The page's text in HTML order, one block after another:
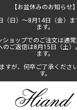
【お盆休みのお知らせ】
（日）〜8月14日（金）
ます。
ョップでのご注文は通
のご返信は8月15日（土
ます。
すが、何卒ご了承くださ
す。